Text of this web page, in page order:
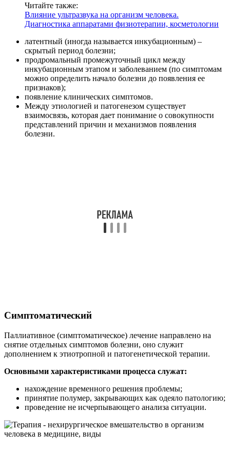
Читайте также:
Влияние ультразвука на организм человека.
Диагностика аппаратами физиотерапии, косметологии
латентный (иногда называется инкубационным) –
скрытый период болезни;
продромальный промежуточный цикл между
инкубационным этапом и заболеванием (по симптомам
можно определить начало болезни до появления ее
признаков);
появление клинических симптомов.
Между этиологией и патогенезом существует
взаимосвязь, которая дает понимание о совокупности
представлений причин и механизмов появления
болезни.
Симптоматический
Паллиативное (симптоматическое) лечение направлено на
снятие отдельных симптомов болезни, оно служит
дополнением к этиотропной и патогенетической терапии.
Основными характеристиками процесса служат:
нахождение временного решения проблемы;
принятие полумер, закрывающих как одеяло патологию;
проведение не исчерпывающего анализа ситуации.